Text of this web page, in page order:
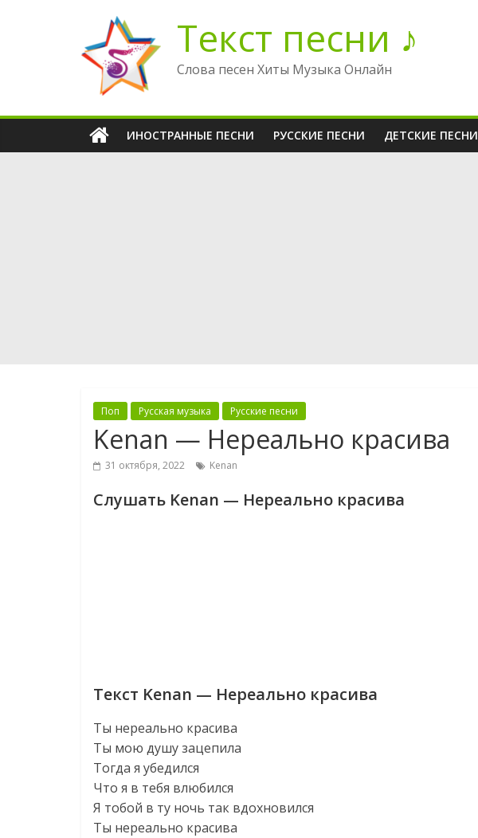
содержимому
Текст песни ♪
Слова песен Хиты Музыка Онлайн
ИНОСТРАННЫЕ ПЕСНИ РУССКИЕ ПЕСНИ ДЕТСКИЕ ПЕСНИ
Поп Русская музыка Русские песни
Kenan — Нереально красива
31 октября, 2022 Kenan
Слушать Kenan — Нереально красива
Текст Kenan — Нереально красива
Ты нереально красива
Ты мою душу зацепила
Тогда я убедился
Что я в тебя влюбился
Я тобой в ту ночь так вдохновился
Ты нереально красива